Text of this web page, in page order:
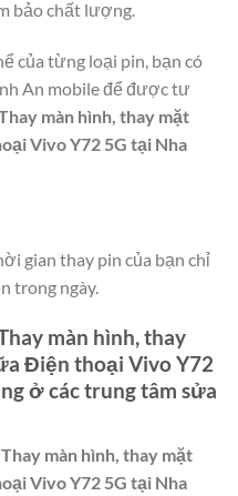
bảo chất lượng.
của từng loại pin, bạn có
An mobile để được tư
màn hình, thay mặt
Vivo Y72 5G tại Nha
gian thay pin của bạn chỉ
trong ngày.
màn hình, thay
Điện thoại Vivo Y72
ở các trung tâm sửa
Thay màn hình, thay mặt
Vivo Y72 5G tại Nha